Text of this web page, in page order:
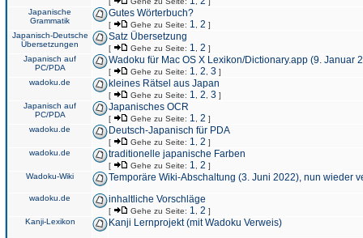
Japanische
Grammatik
Gutes Wörterbuch?
[ Gehe zu Seite: 1 2 ]
Japanisch-Deutsche
Übersetzungen
Satz Übersetzung
[ Gehe zu Seite: 1 2 ]
Japanisch auf
PC/PDA
Wadoku für Mac OS X Lexikon/Dictionary.app (9. Januar
[ Gehe zu Seite: 1 2 3 ]
wadoku.de
kleines Rätsel aus Japan
[ Gehe zu Seite: 1 2 3 ]
Japanisch auf
PC/PDA
Japanisches OCR
[ Gehe zu Seite: 1 2 ]
wadoku.de
Deutsch-Japanisch für PDA
[ Gehe zu Seite: 1 2 ]
wadoku.de
traditionelle japanische Farben
[ Gehe zu Seite: 1 2 ]
Wadoku-Wiki
Temporäre Wiki-Abschaltung (3. Juni 2022), nun wieder
wadoku.de inhaltliche Vorschläge
[ Gehe zu Seite: 1 2 ]
Kanji-Lexikon
Kanji Lernprojekt (mit Wadoku Verweis)